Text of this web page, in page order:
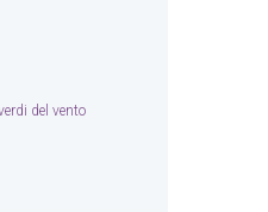
del vento